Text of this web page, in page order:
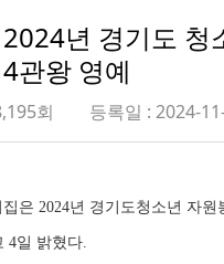
년 경기도 청
관왕 영예
회 등록일 : 2024-
은 2024년 경기도청소년 자원
4일 밝혔다.